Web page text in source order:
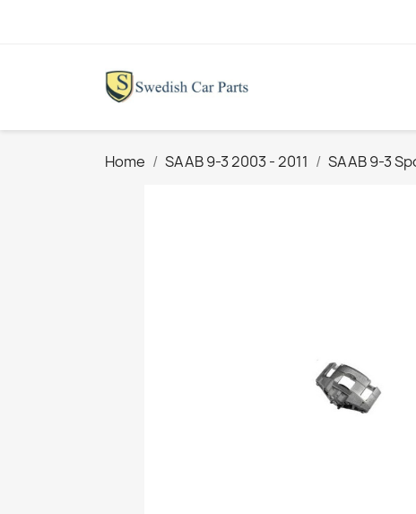
Home SAAB 9-3 2003 - 2011 SAAB 9-3